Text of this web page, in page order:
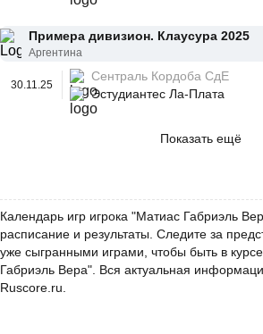
Примера дивизион. Клаусура 2025
Аргентина
30.11.25
Сентраль Кордоба СдЕ
Эстудиантес Ла-Плата
Показать ещё
Календарь игр игрока "Матиас Габриэль
расписание и результаты. Следите за
уже сыгранными играми, чтобы быть в
Габриэль Вера". Вся актуальная
Ruscore.ru.